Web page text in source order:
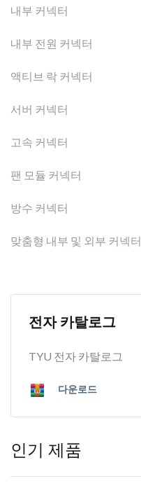
내부 커넥터
내부 전원 커넥터
액티브 락 커넥터
서버 커넥터
고속 커넥터
팬 모듈 커넥터
방수 커넥터
맞춤형 내부 및 외부 커넥터
전자 카탈로그
TYU 전자 카탈로그
다운로드
인기 제품